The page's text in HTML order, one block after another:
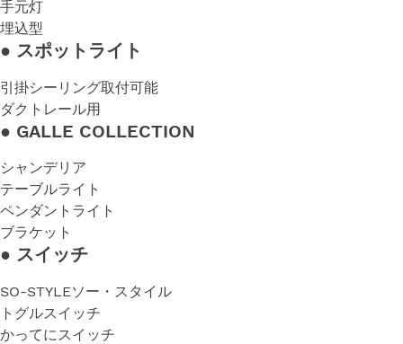
手元灯
埋込型
● スポットライト
引掛シーリング取付可能
ダクトレール用
● GALLE COLLECTION
シャンデリア
テーブルライト
ペンダントライト
ブラケット
● スイッチ
SO-STYLEソー・スタイル
トグルスイッチ
かってにスイッチ